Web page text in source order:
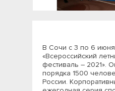
В Сочи с 3 по 6
«Всероссийский
фестиваль – 2021».
порядка 1500
России.